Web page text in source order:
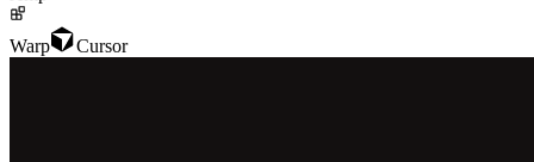
Warp Cursor